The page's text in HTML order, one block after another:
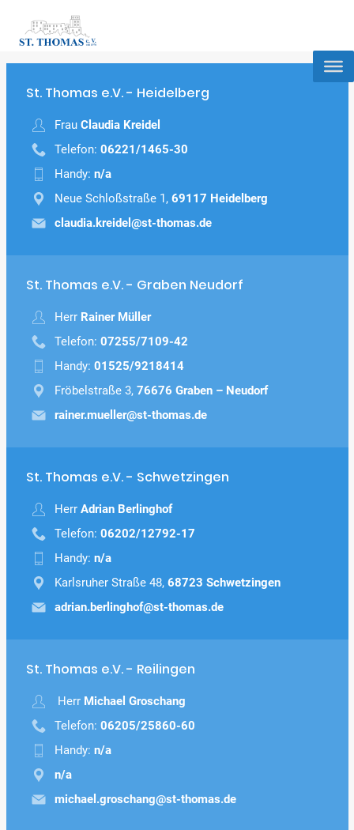
St. Thomas e.V. - Heidelberg
Frau Claudia Kreidel
Telefon: 06221/1465-30
Handy: n/a
Neue Schloßstraße 1, 69117 Heidelberg
claudia.kreidel@st-thomas.de
St. Thomas e.V. - Graben Neudorf
Herr Rainer Müller
Telefon: 07255/7109-42
Handy: 01525/9218414
Fröbelstraße 3, 76676 Graben – Neudorf
rainer.mueller@st-thomas.de
St. Thomas e.V. - Schwetzingen
Herr Adrian Berlinghof
Telefon: 06202/12792-17
Handy: n/a
Karlsruher Straße 48, 68723 Schwetzingen
adrian.berlinghof@st-thomas.de
St. Thomas e.V. - Reilingen
Herr Michael Groschang
Telefon: 06205/25860-60
Handy: n/a
n/a
michael.groschang@st-thomas.de